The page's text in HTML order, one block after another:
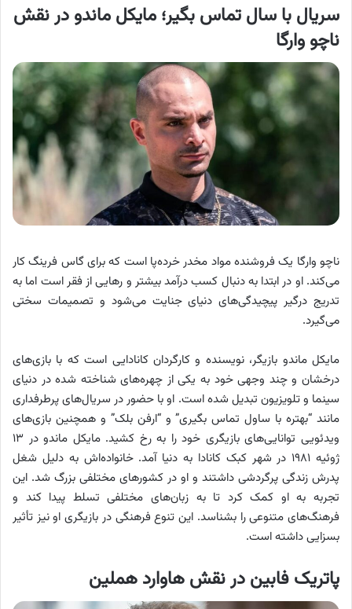
سریال با سال تماس بگیر؛ مایکل ماندو در نقش
ناچو وارگا
ناچو وارگا یک فروشنده مواد مخدر خرده‌پا است که برای گاس فرینگ کار
می‌کند. او در ابتدا به دنبال کسب درآمد بیشتر و رهایی از فقر است اما به
تدریج درگیر پیچیدگی‌های دنیای جنایت می‌شود و تصمیمات سختی
می‌گیرد.
مایکل ماندو بازیگر، نویسنده و کارگردان کانادایی است که با بازی‌های
درخشان و چند وجهی خود به یکی از چهره‌های شناخته شده در دنیای
سینما و تلویزیون تبدیل شده است. او با حضور در سریال‌های پرطرفداری
مانند “بهتره با ساول تماس بگیری” و “ارفن بلک” و همچنین بازی‌های
ویدئویی توانایی‌های بازیگری خود را به رخ کشید. مایکل ماندو در ۱۳
ژوئیه ۱۹۸۱ در شهر کبک کانادا به دنیا آمد. خانواده‌اش به دلیل شغل
پدرش زندگی پرگردشی داشتند و او در کشورهای مختلفی بزرگ شد. این
تجربه به او کمک کرد تا به زبان‌های مختلفی تسلط پیدا کند و
فرهنگ‌های متنوعی را بشناسد. این تنوع فرهنگی در بازیگری او نیز تأثیر
بسزایی داشته است.
پاتریک فابین در نقش هاوارد هملین